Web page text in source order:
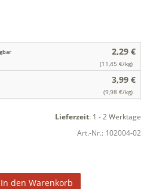
2,29 €
(11,45 €/kg)
3,99 €
(9,98 €/kg)
Lieferzeit: 1 - 2 Werktage
Art.-Nr.: 102004-02
In den Warenkorb